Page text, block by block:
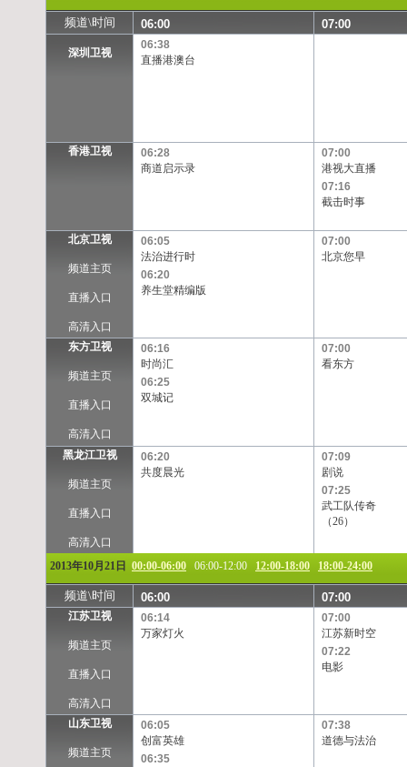
央视文化精品
先锋纪录 现代女性
英语辅导
孕育指南
早期教育
中学生频道
彩民在线
法律服务
江苏卫视
江西卫视
山东卫视
天津卫视
天津二台
西藏卫视
青海卫视
新疆卫视
凤凰中文台
凤凰资讯台
TVB-星河
TVB-8
频道\时间 06:00 07:00
深圳卫视
06:38
直播港澳台
香港卫视
06:28
商道启示录
07:00
港视大直播
07:16
截击时事
北京卫视
频道主页
直播入口
高清入口
06:05
法治进行时
06:20
养生堂精编版
07:00
北京您早
东方卫视
频道主页
直播入口
高清入口
06:16
时尚汇
06:25
双城记
07:00
看东方
黑龙江卫视
频道主页
直播入口
高清入口
06:20
共度晨光
07:09
剧说
07:25
武工队传奇
（26）
2013年10月21日 00:00-06:00 06:00-12:00 12:00-18:00 18:00-24:00
频道\时间 06:00 07:00
江苏卫视
频道主页
直播入口
高清入口
06:14
万家灯火
07:00
江苏新时空
07:22
电影
山东卫视
频道主页
06:05
创富英雄
06:35
07:38
道德与法治